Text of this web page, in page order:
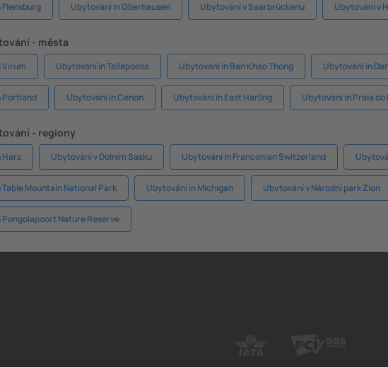
Ubytování in Oberhausen Ubytování v Saarbrückenu Ubytování v
- města
Virum Ubytování in Tallapoosa Ubytování in Ban Khao Thong Ubytování in
Portland Ubytování in Cenon Ubytování in East Harling Ubytování in Praia do
- regiony
Harz Ubytování v Dolním Sasku Ubytování in Franconian Switzerland
Mountain National Park Ubytování in Michigan Ubytování v Národní park Zion
Nature Reserve